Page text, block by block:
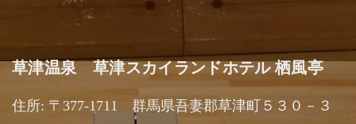
草津温泉 草津スカイランドホテル 栖風亭
住所: 〒377-1711 群馬県吾妻郡草津町５３０－３